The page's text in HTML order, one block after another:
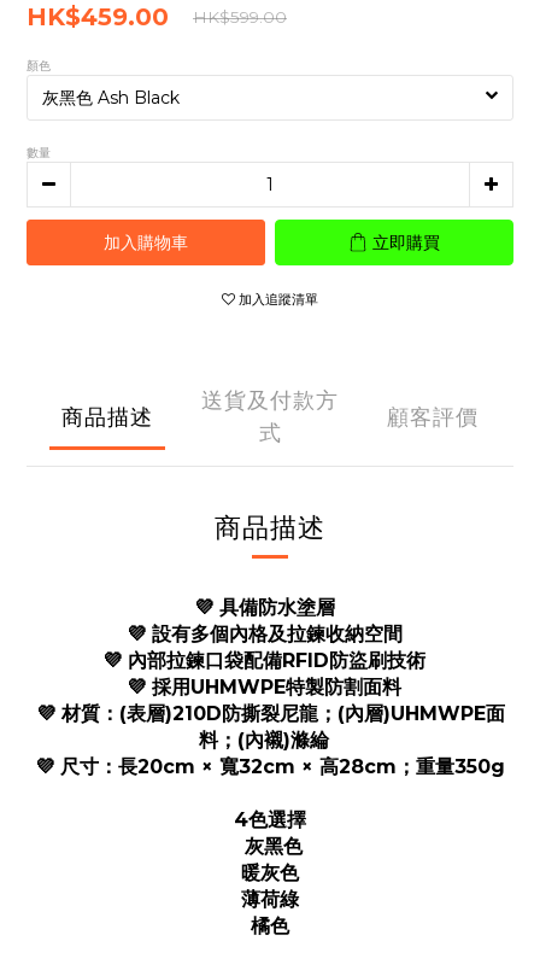
HK$459.00 HK$599.00
顏色
數量
加入購物車 立即購買
加入追蹤清單
商品描述
送貨及付款方
式
顧客評價
商品描述
💜具備防水塗層
💜設有多個內格及拉鍊收納空間
💜 內部拉鍊口袋配備RFID防盜刷技術
💜 採用UHMWPE特製防割面料
💜材質：(表層)210D防撕裂尼龍；(內層)UHMWPE面
料；(內襯)滌綸
💜 尺寸：長20cm × 寬32cm × 高28cm；重量350g
4色選擇
灰黑色
暖灰色
薄荷綠
橘色